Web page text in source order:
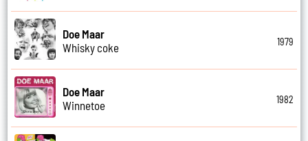
Doe Maar
Whisky coke
1979
Doe Maar
Winnetoe
1982